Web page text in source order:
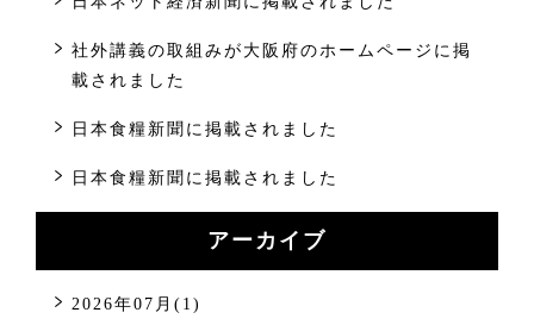
社外講義の取組みが大阪府のホームページに掲
載されました
日本食糧新聞に掲載されました
日本食糧新聞に掲載されました
アーカイブ
2026年07月(1)